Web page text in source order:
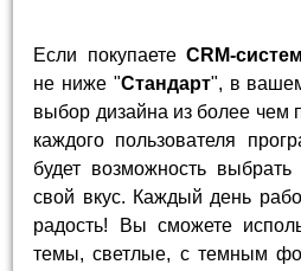
Если покупаете CRM-
не ниже "Стандарт", в
выбор дизайна из более чем
каждого пользователя
будет возможность
свой вкус. Каждый день
радость! Вы сможете
темы, светлые, с темным